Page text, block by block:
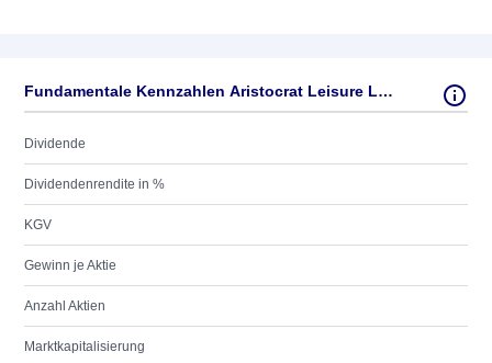
Fundamentale Kennzahlen Aristocrat Leisure Ltd.
Dividende
Dividendenrendite in %
KGV
Gewinn je Aktie
Anzahl Aktien
Marktkapitalisierung